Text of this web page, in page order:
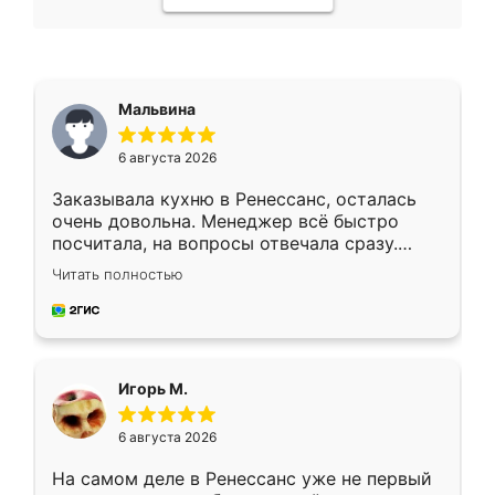
Мальвина
6 августа 2026
Заказывала кухню в Ренессанс, осталась
очень довольна. Менеджер всё быстро
посчитала, на вопросы отвечала сразу.
Замерщик приехал в субботу, подошёл к
делу со всей ответственностью. Собрали
за день, ребята работали аккуратно, даже
Читать полностью
Игорь М.
6 августа 2026
На самом деле в Ренессанс уже не первый